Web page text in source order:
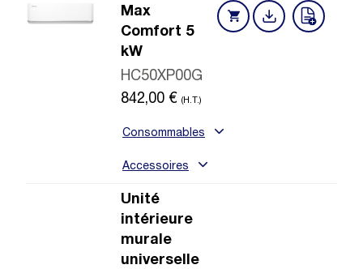
Max
Comfort 5
kW
HC50XP00G
842,00 € (H.T.)
Consommables
Accessoires
Unité
intérieure
murale
universelle